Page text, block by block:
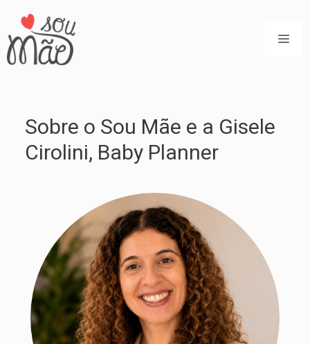
Pular
para
Sobre o Sou Mãe e a Gisele
Cirolini, Baby Planner